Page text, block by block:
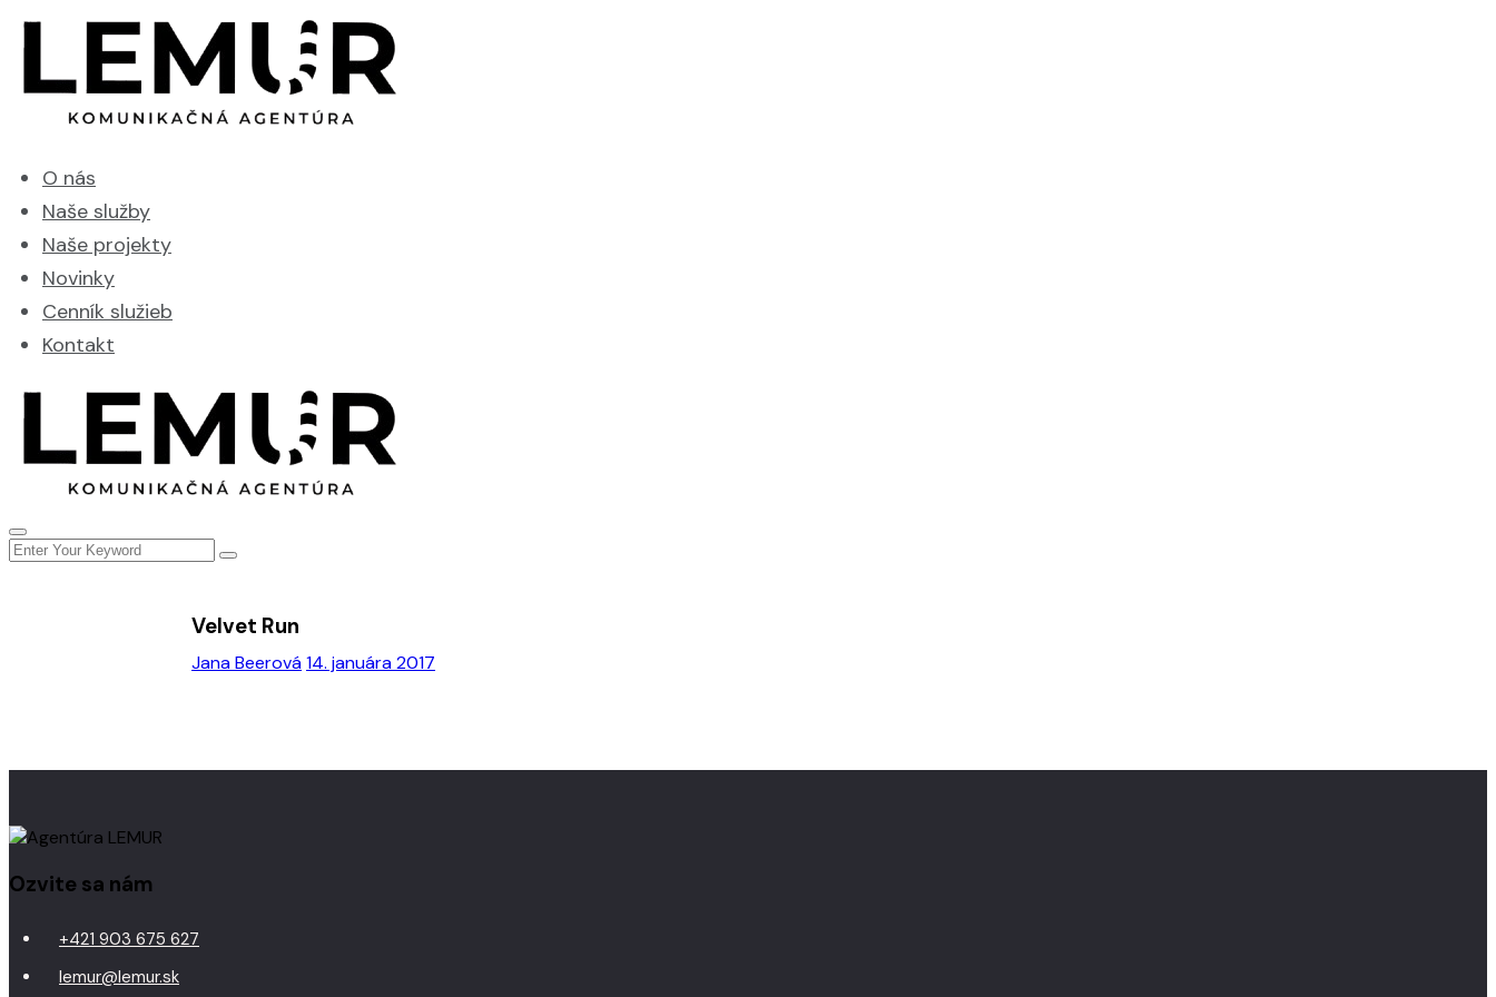
O nás
Naše služby
Naše projekty
Novinky
Cenník služieb
Kontakt
Jana Beerová14. januára 2017
Velvet Run
Ozvite sa nám
+421 903 675 627
lemur@lemur.sk